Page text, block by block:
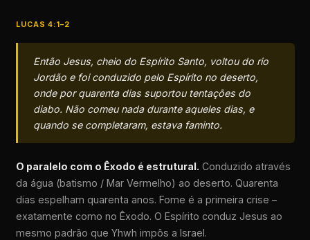
LUCAS 4:1–2
Então Jesus, cheio do Espírito Santo, voltou do rio
Jordão e foi conduzido pelo Espírito no deserto,
onde por quarenta dias suportou tentações do
diabo. Não comeu nada durante aqueles dias, e
quando se completaram, estava faminto.
O paralelo com o Êxodo é estrutural. Conduzido através
da água (batismo / Mar Vermelho) ao deserto. Quarenta
dias espelham quarenta anos. Fome é a primeira crise –
exatamente como no Êxodo. O Espírito conduz Jesus ao
mesmo padrão que Yhwh impôs a Israel.